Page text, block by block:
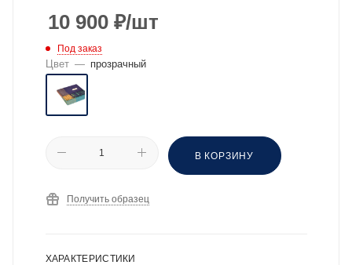
10 900₽/шт
Под заказ
Цвет — прозрачный
В КОРЗИНУ
Получить образец
ХАРАКТЕРИСТИКИ